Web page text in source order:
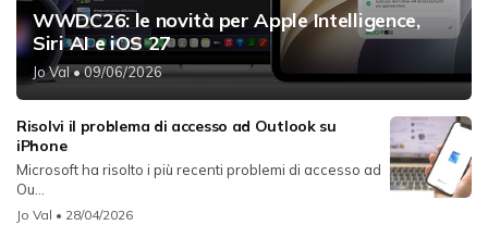
WWDC26: le novità per Apple Intelligence,
Siri AI e iOS 27
Jo Val• 09/06/2026
Risolvi il problema di accesso ad Outlook su
iPhone
Microsoft ha risolto i più recenti problemi di accesso ad
Ou...
Jo Val • 28/04/2026